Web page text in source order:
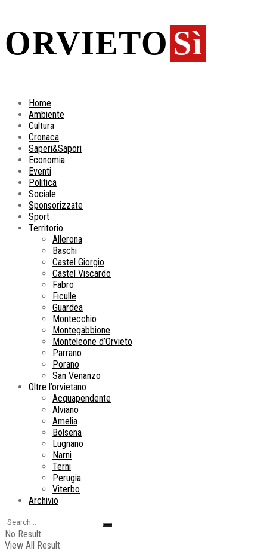
ORVIETO Sì
Home
Ambiente
Cultura
Cronaca
Saperi&Sapori
Economia
Eventi
Politica
Sociale
Sponsorizzate
Sport
Territorio
Allerona
Baschi
Castel Giorgio
Castel Viscardo
Fabro
Ficulle
Guardea
Montecchio
Montegabbione
Monteleone d’Orvieto
Parrano
Porano
San Venanzo
Oltre l’orvietano
Acquapendente
Alviano
Amelia
Bolsena
Lugnano
Narni
Terni
Perugia
Viterbo
Archivio
No Result
View All Result